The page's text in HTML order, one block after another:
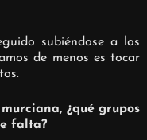
subiéndose a los
de menos es tocar
¿qué grupos
falta?